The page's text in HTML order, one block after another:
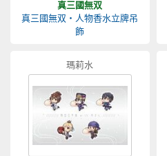
真三國無双
真三國無双‧人物香水立牌吊
飾
瑪莉水